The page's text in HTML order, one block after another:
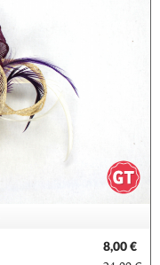
8,00 €